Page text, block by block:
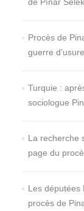
Procès de
guerre
Turquie :
sociologue
La recherche
page du
Les députées
procès de